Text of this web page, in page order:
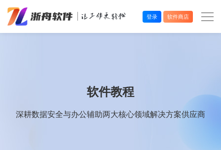
登录 软件商店
软件教程
深耕数据安全与办公辅助两大核心领域解决方案供应商